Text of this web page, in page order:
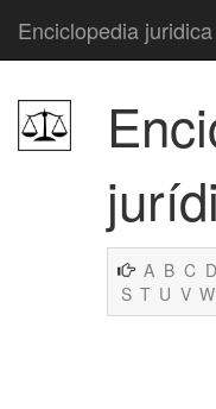
Enciclopedia juridica
A B C D
S T U V W